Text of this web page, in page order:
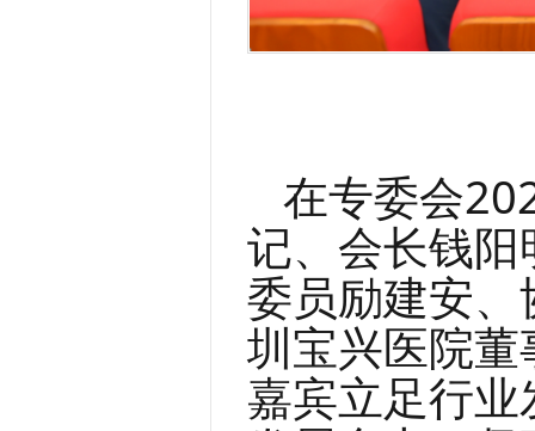
在专委会
记、会长钱
委员励建安
圳宝兴医院
嘉宾立足行